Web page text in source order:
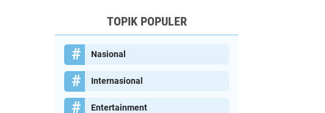
TOPIK POPULER
Nasional
Internasional
Entertainment